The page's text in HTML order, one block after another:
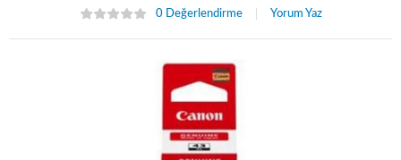
0 Değerlendirme
Yorum Yaz